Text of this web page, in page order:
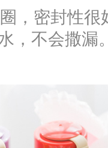
，密封性很
，不会撒漏